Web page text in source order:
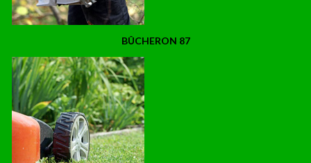
BÛCHERON 87